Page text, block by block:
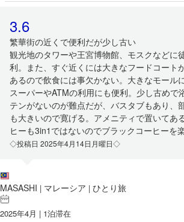
3.6
繁華街の近くで便利だが少し古い
観光地のタワーや王宮博物館、モスクなどに
利。また、すぐ近くには大きなフードコート
あるので飲食には事欠かない。大きなモール
スーパーやATMの利用にも便利。少し古めで
テンがないのが難点だが、バスタブもあり、
も大きいので寛げる。アメニティで置いてあ
ヒーも3in1ではないのでブラックコーヒーを
◇投稿日 2025年4月14日月曜日◇
MASASHI | マレーシア | ひとり旅
2025年4月 | 1泊滞在